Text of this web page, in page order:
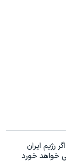
رژیم ایران
خواهد خورد